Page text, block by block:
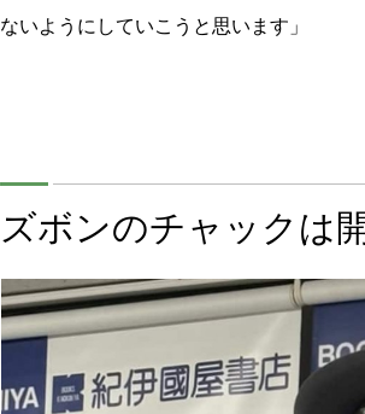
ないようにしていこうと思います」
ズボンのチャックは